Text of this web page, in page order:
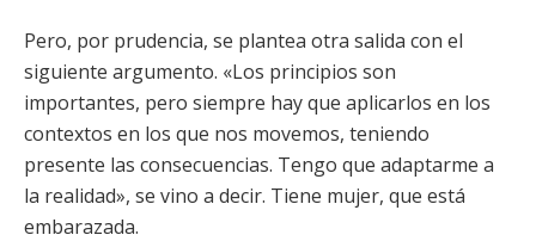
Pero, por prudencia, se plantea otra salida con el
siguiente argumento. «Los principios son
importantes, pero siempre hay que aplicarlos en los
contextos en los que nos movemos, teniendo
presente las consecuencias. Tengo que adaptarme a
la realidad», se vino a decir. Tiene mujer, que está
embarazada.